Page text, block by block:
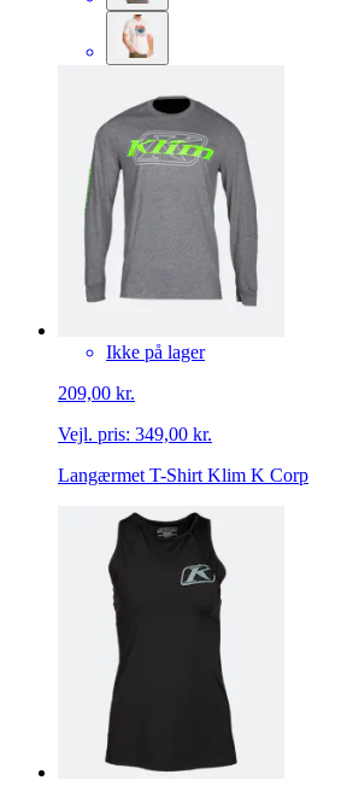
Ikke på lager
209,00 kr.
Vejl. pris: 349,00 kr.
Langærmet T-Shirt Klim K Corp